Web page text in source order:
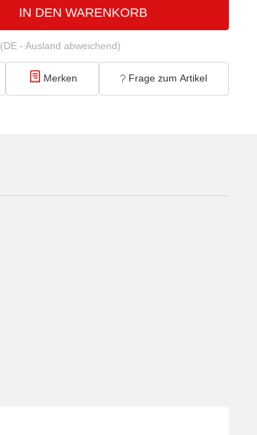
IN DEN WARENKORB
(DE - Ausland abweichend)
Merken Frage zum Artikel